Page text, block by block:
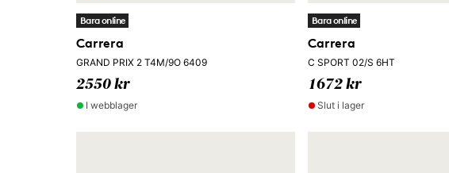
Bara online
Carrera
GRAND PRIX 2 T4M/9O 6409
2550 kr
I webblager
Bara online
Carrera
C SPORT 02/S 6HT
1672 kr
Slut i lager